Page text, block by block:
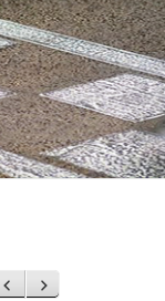
Назад
Вперед